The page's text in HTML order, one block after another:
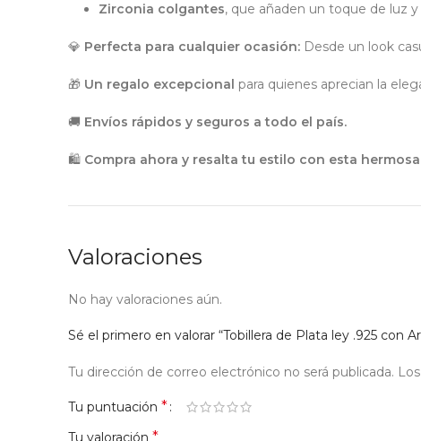
Zirconia colgantes, que añaden un toque de luz
💎 Perfecta para cualquier ocasión: Desde un look
🎁 Un regalo excepcional para quienes aprecian la
🚚 Envíos rápidos y seguros a todo el país.
🛍 Compra ahora y resalta tu estilo con esta
Valoraciones
No hay valoraciones aún.
Sé el primero en valorar “Tobillera de Plata ley .925 con
Tu dirección de correo electrónico no será publicada.
Tu puntuación *
Tu valoración *